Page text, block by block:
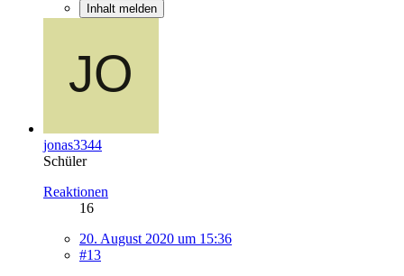
Inhalt melden
jonas3344
Schüler
Reaktionen
16
20. August 2020 um 15:36
#13